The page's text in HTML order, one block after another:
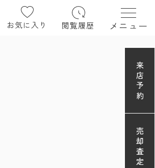
お気に入り 閲覧履歴 メニュー
来店予約
売却査定